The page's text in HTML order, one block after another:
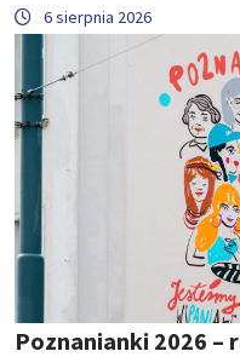
6 sierpnia 2026
Poznanianki 2026 –